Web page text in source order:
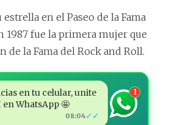
en el Paseo de la Fama
1987 fue la primera mujer que
de la Fama del Rock and Roll.
en tu celular, unite
en WhatsApp 🤩
08:04✓✓
1